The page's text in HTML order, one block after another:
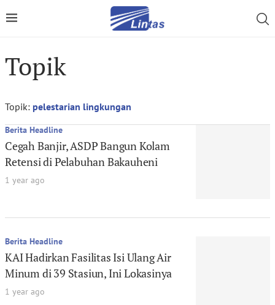
Topik
Topik: pelestarian lingkungan
Berita Headline
Cegah Banjir, ASDP Bangun Kolam
Retensi di Pelabuhan Bakauheni
1 year ago
Berita Headline
KAI Hadirkan Fasilitas Isi Ulang Air
Minum di 39 Stasiun, Ini Lokasinya
1 year ago